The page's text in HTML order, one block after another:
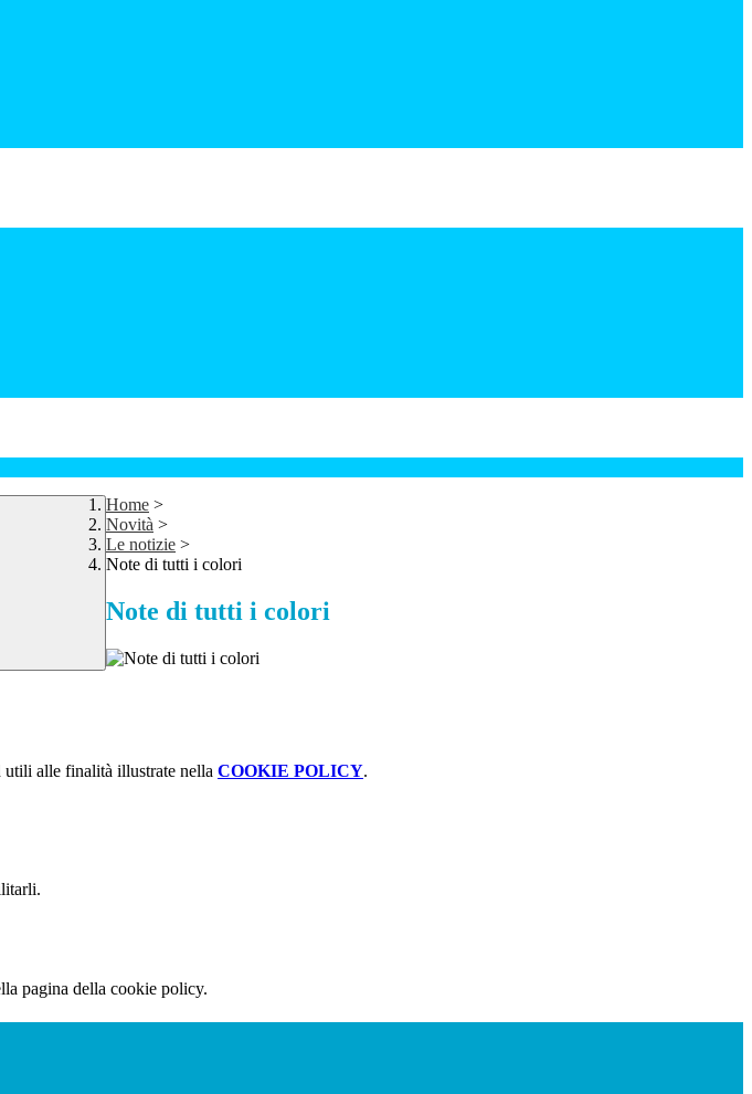
Home >
Novità >
Le notizie >
Note di tutti i colori
Note di tutti i colori
utili alle finalità illustrate nella COOKIE POLICY.
pagina della cookie policy.